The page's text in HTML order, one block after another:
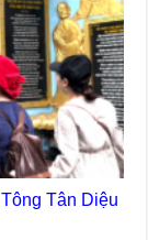
Tân Diệu